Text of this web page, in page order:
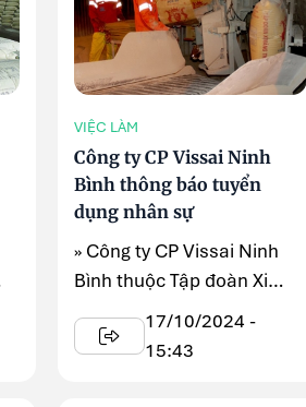
VIỆC LÀM
Công ty CP Vissai Ninh
Bình thông báo tuyển
dụng nhân sự
» Công ty CP Vissai Ninh
Bình thuộc Tập đoàn Xi
măng The Vissai, hiện nay
do nhu cầu ...
17/10/2024 -
15:43